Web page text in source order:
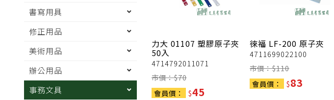
書寫用具
修正用品
美術用品
辦公用品
事務文具
力大 01107 塑膠原子夾
50入
4714792011071
市價：$70
會員價：
$45
徠福 LF-200 原子夾
4711699022100
市價：$110
會員價：
$83